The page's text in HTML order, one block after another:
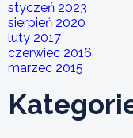
styczeń 2023
sierpień 2020
luty 2017
czerwiec 2016
marzec 2015